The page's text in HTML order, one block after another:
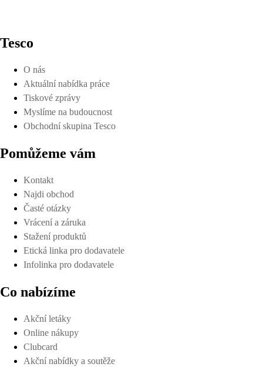
Tesco
O nás
Aktuální nabídka práce
Tiskové zprávy
Myslíme na budoucnost
Obchodní skupina Tesco
Pomůžeme vám
Kontakt
Najdi obchod
Časté otázky
Vrácení a záruka
Stažení produktů
Etická linka pro dodavatele
Infolinka pro dodavatele
Co nabízíme
Akční letáky
Online nákupy
Clubcard
Akční nabídky a soutěže